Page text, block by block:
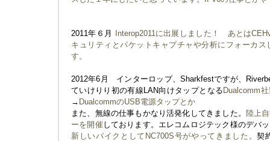
2011年６月 Interop2011に出展しました！
あとは
キュリティとパケットキャプチャや分析にフォーカ
す。
2012年6月 インターロップ、Sharkfestですが、
ていけりり初の有線LAN向けタップとなる Dualcomm
→ DualcommのUSB電源タップとか
また、無線の仕事もかなり活発化してきました。 陸上
ーを開催 しております。エレコムロジテック様のデバ
新しいバイクとしてNC700S号がやってきました。契